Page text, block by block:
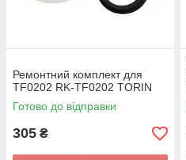
Ремонтний комплект для
TF0202 RK-TF0202 TORIN
Готово до відправки
305 ₴